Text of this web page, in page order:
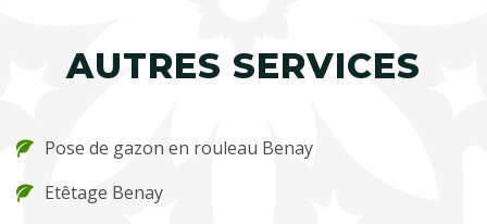
AUTRES SERVICES
Pose de gazon en rouleau Benay
Etêtage Benay